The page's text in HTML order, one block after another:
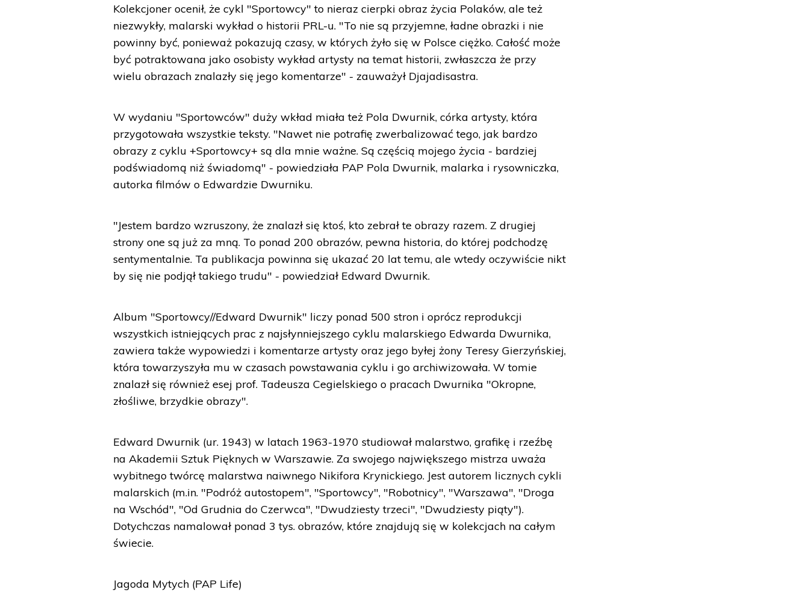
Kolekcjoner ocenił, że cykl "Sportowcy" to nieraz cierpki obraz życia Polaków, ale też
niezwykły, malarski wykład o historii PRL-u. "To nie są przyjemne, ładne obrazki i nie
powinny być, ponieważ pokazują czasy, w których żyło się w Polsce ciężko. Całość może
być potraktowana jako osobisty wykład artysty na temat historii, zwłaszcza że przy
wielu obrazach znalazły się jego komentarze" - zauważył Djajadisastra.
W wydaniu "Sportowców" duży wkład miała też Pola Dwurnik, córka artysty, która
przygotowała wszystkie teksty. "Nawet nie potrafię zwerbalizować tego, jak bardzo
obrazy z cyklu +Sportowcy+ są dla mnie ważne. Są częścią mojego życia - bardziej
podświadomą niż świadomą" - powiedziała PAP Pola Dwurnik, malarka i rysowniczka,
autorka filmów o Edwardzie Dwurniku.
"Jestem bardzo wzruszony, że znalazł się ktoś, kto zebrał te obrazy razem. Z drugiej
strony one są już za mną. To ponad 200 obrazów, pewna historia, do której podchodzę
sentymentalnie. Ta publikacja powinna się ukazać 20 lat temu, ale wtedy oczywiście nikt
by się nie podjął takiego trudu" - powiedział Edward Dwurnik.
Album "Sportowcy//Edward Dwurnik" liczy ponad 500 stron i oprócz reprodukcji
wszystkich istniejących prac z najsłynniejszego cyklu malarskiego Edwarda Dwurnika,
zawiera także wypowiedzi i komentarze artysty oraz jego byłej żony Teresy Gierzyńskiej,
która towarzyszyła mu w czasach powstawania cyklu i go archiwizowała. W tomie
znalazł się również esej prof. Tadeusza Cegielskiego o pracach Dwurnika "Okropne,
złośliwe, brzydkie obrazy".
Edward Dwurnik (ur. 1943) w latach 1963-1970 studiował malarstwo, grafikę i rzeźbę
na Akademii Sztuk Pięknych w Warszawie. Za swojego największego mistrza uważa
wybitnego twórcę malarstwa naiwnego Nikifora Krynickiego. Jest autorem licznych cykli
malarskich (m.in. "Podróż autostopem", "Sportowcy", "Robotnicy", "Warszawa", "Droga
na Wschód", "Od Grudnia do Czerwca", "Dwudziesty trzeci", "Dwudziesty piąty").
Dotychczas namalował ponad 3 tys. obrazów, które znajdują się w kolekcjach na całym
świecie.
Jagoda Mytych (PAP Life)